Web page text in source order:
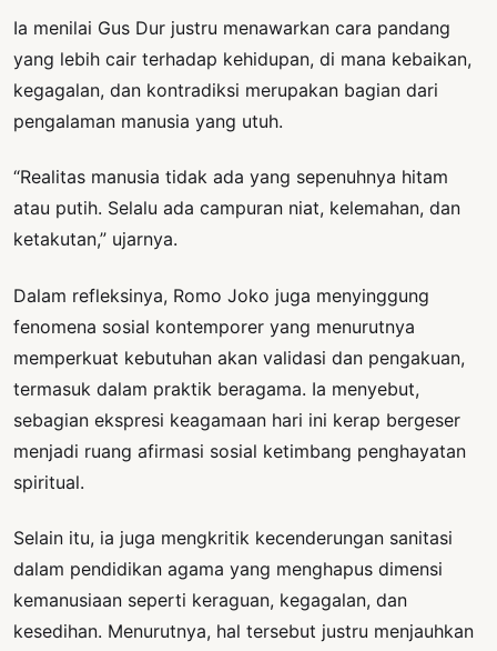
Ia menilai Gus Dur justru menawarkan cara pandang
yang lebih cair terhadap kehidupan, di mana kebaikan,
kegagalan, dan kontradiksi merupakan bagian dari
pengalaman manusia yang utuh.
“Realitas manusia tidak ada yang sepenuhnya hitam
atau putih. Selalu ada campuran niat, kelemahan, dan
ketakutan,” ujarnya.
Dalam refleksinya, Romo Joko juga menyinggung
fenomena sosial kontemporer yang menurutnya
memperkuat kebutuhan akan validasi dan pengakuan,
termasuk dalam praktik beragama. Ia menyebut,
sebagian ekspresi keagamaan hari ini kerap bergeser
menjadi ruang afirmasi sosial ketimbang penghayatan
spiritual.
Selain itu, ia juga mengkritik kecenderungan sanitasi
dalam pendidikan agama yang menghapus dimensi
kemanusiaan seperti keraguan, kegagalan, dan
kesedihan. Menurutnya, hal tersebut justru menjauhkan